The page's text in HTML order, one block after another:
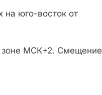
на юго-восток от
зоне МСК+2. Смещение